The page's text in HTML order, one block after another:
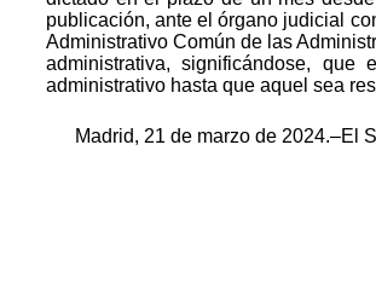
publicación, ante el órgano judicial
Administrativo Común de las
administrativa, significándose,
administrativo hasta que aquel sea
Madrid, 21 de marzo de 2024.–El